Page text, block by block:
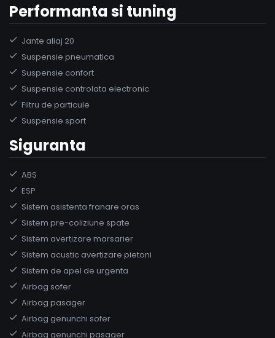
Performanta si tuning
Jante aliaj 20
Suspensie pneumatica
Suspensie confort
Suspensie controlata electronic
Filtru de particule
Suspensie sport
Siguranta
ABS
ESP
Sistem asistenta franare oras
Sistem pre-coliziune spate
Sistem avertizare marsarier
Sistem acustic avertizare pietoni
Sistem de apel de urgenta
Airbag sofer
Airbag pasager
Airbag genunchi sofer
Airbag genunchi pasager